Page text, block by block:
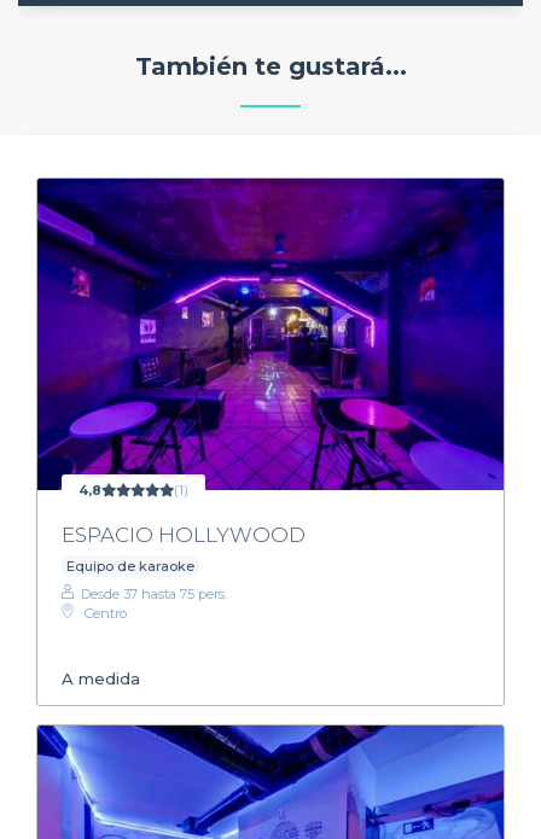
También te gustará...
4,8 (1)
ESPACIO HOLLYWOOD
Equipo de karaoke
Desde 37 hasta 75 pers.
Centro
A medida